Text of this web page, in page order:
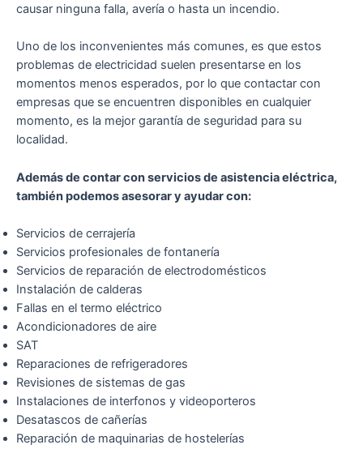
causar ninguna falla, avería o hasta un incendio.
Uno de los inconvenientes más comunes, es que estos
problemas de electricidad suelen presentarse en los
momentos menos esperados, por lo que contactar con
empresas que se encuentren disponibles en cualquier
momento, es la mejor garantía de seguridad para su
localidad.
Además de contar con servicios de asistencia eléctrica,
también podemos asesorar y ayudar con:
Servicios de cerrajería
Servicios profesionales de fontanería
Servicios de reparación de electrodomésticos
Instalación de calderas
Fallas en el termo eléctrico
Acondicionadores de aire
SAT
Reparaciones de refrigeradores
Revisiones de sistemas de gas
Instalaciones de interfonos y videoporteros
Desatascos de cañerías
Reparación de maquinarias de hostelerías